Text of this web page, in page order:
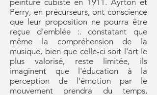
peinture cubiste en 1911. Ayrton et
Perry, en précurseurs, ont conscience
que leur proposition ne pourra être
reçue d'emblée :. constatant que
même la compréhension de la
musique, bien que celle-ci soit l'art le
plus valorisé, reste limitée, ils
imaginent que l'éducation à la
perception de l'émotion par le
mouvement prendra du temps,